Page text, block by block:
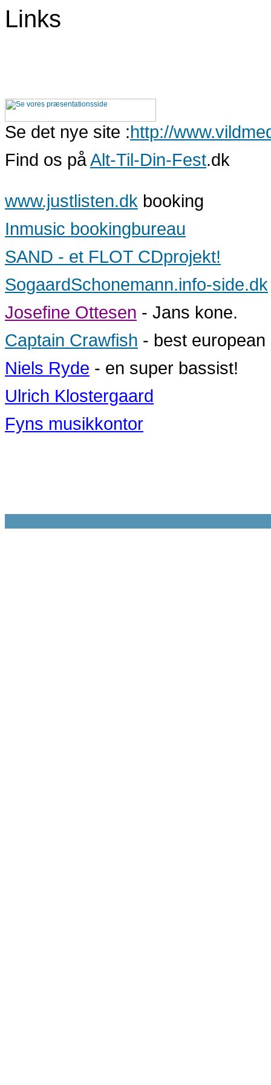
Links
Se det nye site :http://
Find os påAlt-Til-Din-Fest.dk
www.justlisten.dk booking
Inmusic bookingbureau
SAND - et FLOT CDprojekt!
SogaardSchonemann.info-side.dk
Josefine Ottesen - Jans kone.
Captain Crawfish - best
Niels Ryde - en super bassist!
Ulrich Klostergaard
Fyns musikkontor